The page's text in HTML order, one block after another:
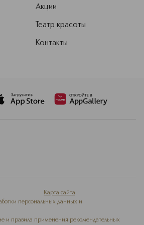
Акции
Театр красоты
Контакты
Карта сайта
персональных данных и
и правила применения рекомендательных